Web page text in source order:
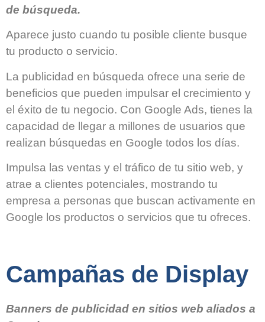
de búsqueda.
Aparece justo cuando tu posible cliente busque
tu producto o servicio.
La publicidad en búsqueda ofrece una serie de
beneficios que pueden impulsar el crecimiento y
el éxito de tu negocio. Con Google Ads, tienes la
capacidad de llegar a millones de usuarios que
realizan búsquedas en Google todos los días.
Impulsa las ventas y el tráfico de tu sitio web, y
atrae a clientes potenciales, mostrando tu
empresa a personas que buscan activamente en
Google los productos o servicios que tu ofreces.
Campañas de Display
Banners de publicidad en sitios web aliados a